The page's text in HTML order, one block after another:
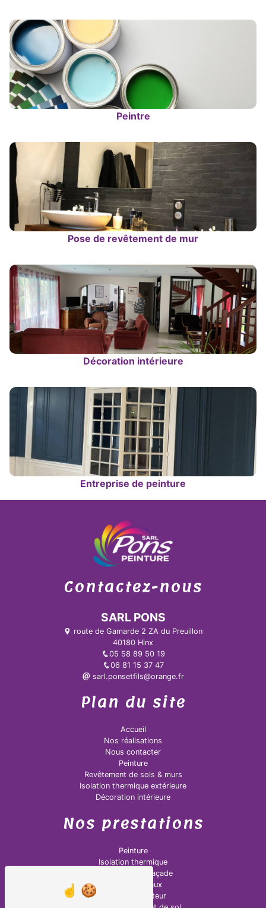
Peintre
Pose de revêtement de mur
Décoration intérieure
Entreprise de peinture
Contactez-nous
SARL PONS
route de Gamarde 2 ZA du Preuillon
40180 Hinx
05 58 89 50 19
06 81 15 37 47
sarl.ponsetfils@orange.fr
Plan du site
Accueil
Nos réalisations
Nous contacter
Peinture
Revêtement de sols & murs
Isolation thermique extérieure
Décoration intérieure
Nos prestations
Peinture
Isolation thermique
Ravalement de façade
Pose de rideaux
Peintre décorateur